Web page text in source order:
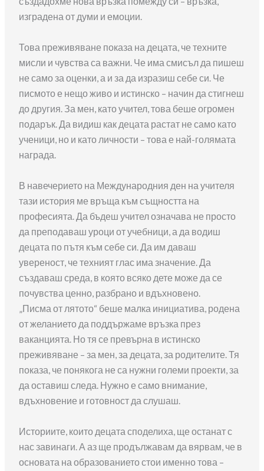
изградена от думи и емоции.
Това преживяване показа на децата, че техните
мисли и чувства са важни. Че има смисъл да пишеш
не само за оценки, а и за да изразиш себе си. Че
писмото е нещо живо и истинско – начин да стигнеш
до другия. За мен, като учител, това беше огромен
подарък. Да видиш как децата растат не само като
ученици, но и като личности – това е най-голямата
награда.
В навечерието на Международния ден на учителя
тази история ме връща към същността на
професията. Да бъдеш учител означава не просто
да преподаваш уроци от учебници, а да водиш
децата по пътя към себе си. Да им даваш
увереност, че техният глас има значение. Да
създаваш среда, в която всяко дете може да се
почувства ценно, разбрано и вдъхновено.
„Писма от лятото“ беше малка инициатива, родена
от желанието да поддържаме връзка през
ваканцията. Но тя се превърна в истинско
преживяване – за мен, за децата, за родителите. Тя
показа, че понякога не са нужни големи проекти, за
да оставиш следа. Нужно е само внимание,
вдъхновение и готовност да слушаш.
Историите, които децата споделиха, ще останат с
нас завинаги. А аз ще продължавам да вярвам, че в
основата на образованието стои именно това –